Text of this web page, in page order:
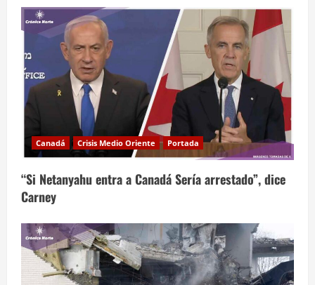
Canadá Crisis Medio Oriente Portada
“Si Netanyahu entra a Canadá Sería arrestado”, dice
Carney